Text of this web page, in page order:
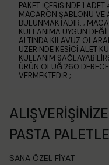
PAKET İÇERİSİNDE 1
MACARON ŞABLONU VE
BULUNMAKTADIR. ;
KULLANIMA UYGUN
ALTINDA KILAVUZ
ÜZERİNDE KESİCİ ALET
KULLANIM
ÜRÜN OLUĞ 260
VERMEKTEDİR.;
PASTA
SANA ÖZEL FİYAT